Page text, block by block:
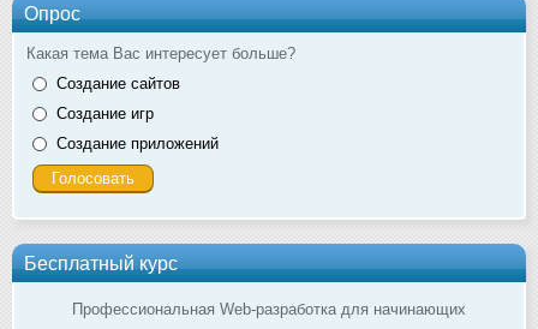
Опрос
Какая тема Вас интересует больше?
Создание сайтов
Создание игр
Создание приложений
Бесплатный курс
Профессиональная Web-разработка для начинающих